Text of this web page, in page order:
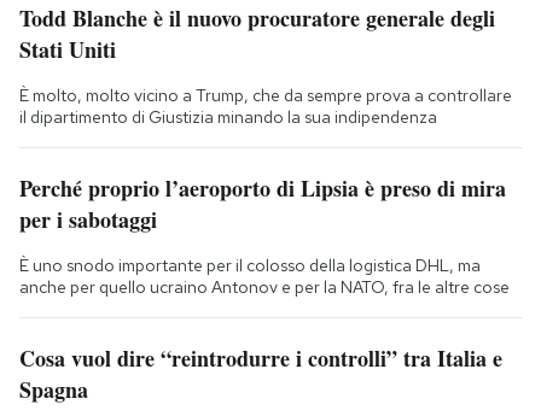
Todd Blanche è il nuovo procuratore generale degli
Stati Uniti
È molto, molto vicino a Trump, che da sempre prova a controllare
il dipartimento di Giustizia minando la sua indipendenza
Perché proprio l’aeroporto di Lipsia è preso di mira
per i sabotaggi
È uno snodo importante per il colosso della logistica DHL, ma
anche per quello ucraino Antonov e per la NATO, fra le altre cose
Cosa vuol dire “reintrodurre i controlli” tra Italia e
Spagna